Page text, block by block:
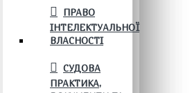
ПРАВО
ІНТЕЛЕКТУАЛЬНОЇ
ВЛАСНОСТІ
СУДОВА
ПРАКТИКА,